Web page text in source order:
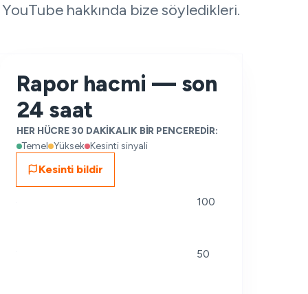
YouTube hakkında bize söyledikleri.
Rapor hacmi — son
24 saat
HER HÜCRE 30 DAKIKALIK BIR PENCEREDIR:
Temel Yüksek Kesinti sinyali
Kesinti bildir
100
50